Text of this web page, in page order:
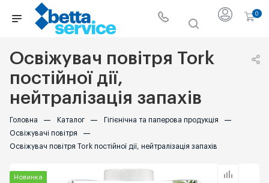
0
Освіжувач повітря Tork
постійної дії,
нейтралізація запахів
Головна — Каталог — Гігієнічна та паперова продукція —
Освіжувачі повітря —
Освіжувач повітря Tork постійної дії, нейтралізація запахів
Новинка